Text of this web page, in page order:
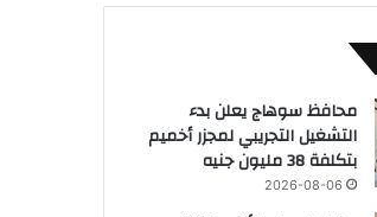
محافظ سوهاج يعلن بدء
التشغيل التجريبي لمجزر أخميم
بتكلفة 38 مليون جنيه
2026-08-06